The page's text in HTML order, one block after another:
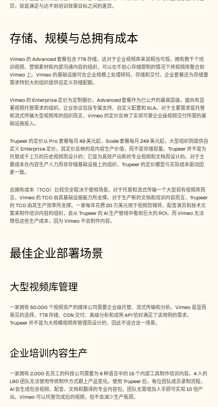
异，就是满足与达不到培训效果目标之间的差异。
存储、规模与总拥有成本
Vimeo 的 Advanced 套餐包含 7TB 存储，这对于企业视频库来说相当可观。拥有数千个培
训视频、营销素材和内部沟通内容的组织，可以在不担心存储限制的情况下将视频库整合到
Vimeo 上。Vimeo 的基础设施可在企业规模上处理转码、存储和交付。企业套餐还为存储量
需求特别大的组织提供自定义存储配额。
Vimeo 的 Enterprise 定价为定制报价。Advanced 套餐作为已公开的最高层级，面向有显
著视频托管需求的组织。企业协议包括专属支持、自定义配置和 SLA。对于主要需求是托管
和流式传输大型视频库的组织而言，Vimeo 的定价反映了实现可靠企业级视频交付所需的基
础设施投入。
Trupeer 的定价从 Pro 套餐每月 49 美元起，Scale 套餐每月 249 美元起，大型组织则提供自
定义 Enterprise 定价。其定价反映的是内容生产价值，而不是存储容量。Trupeer 并不是为
托管成千上万的历史视频而设计的；它是为高效产出新的专业视频和文档而设计的。对于主
要成本在内容生产人力而非存储基础设施上的组织，Trupeer 的定价模型与实际成本驱动因
素一致。
总拥有成本（TCO）比较完全取决于使用场景。对于托管和流式传输一个大型现有视频库而
言，Vimeo 的 TCO 由其基础设施能力所支撑。对于生产新的文档和培训内容而言，Trupeer
的 TCO 由其生产效率所支撑。一家每年花费 20 万美元用于视频剪辑师、配音演员和技术文
案来制作培训内容的组织，会从 Trupeer 的 AI 生产管线中看到巨大的 ROI，而 Vimeo 无法
降低这些生产成本，因为 Vimeo 不会制作内容。
最佳企业部署场景
大型视频库管理
一家拥有 50,000 个视频资产的媒体公司需要企业级托管、流式传输和分析。Vimeo 是显而
易见的选择。7TB 存储、CDN 交付、高级分析和成熟 API 恰好满足了该用例的需求。
Trupeer 并不是为大规模视频库管理而设计的，因此不适合这一场景。
企业培训内容生产
一家拥有 2,000 名员工的科技公司需要为 6 种语言中的 15 个内部工具制作培训内容。4 人的
L&D 团队无法使用传统制作方式跟上产品变化。使用 Trupeer 后，每位团队成员录制流程，
AI 会生成包含视频、配音、文档和翻译的专业内容包。团队无需增加人手即可实现 10 倍产
出。Vimeo 可以托管完成后的视频，但不会减少生产瓶颈。